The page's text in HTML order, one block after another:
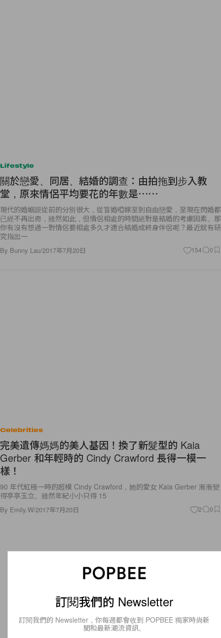
Lifestyle
關於戀愛、同居、結婚的調查：由拍拖到步入教
堂，原來情侶平均要花的年數是⋯⋯
現代的婚姻跟從前的分別很大，從盲婚啞嫁至到自由戀愛，至現在閃婚都
已經不再出奇，雖然如此，但情侶相處的時間絕對是結婚的考慮因素。那
你有沒有想過一對情侶要相處多久才適合結婚成終身伴侶呢？最近就有研
究指出一
By Bunny Lau/2017年7月20日 154 0
Celebrities
完美遺傳媽媽的美人基因！換了新髮型的 Kaia
Gerber 和年輕時的 Cindy Crawford 長得一模一
樣！
90 年代紅極一時的超模 Cindy Crawford，她的愛女 Kaia Gerber 漸漸變
得亭亭玉立。雖然年紀小小只得 15
By Emily.W/2017年7月20日 2 0
訂閱我們的 Newsletter
訂閱我們的 Newsletter，你每週都會收到 POPBEE 獨家時尚新
聞和最新潮流資訊。